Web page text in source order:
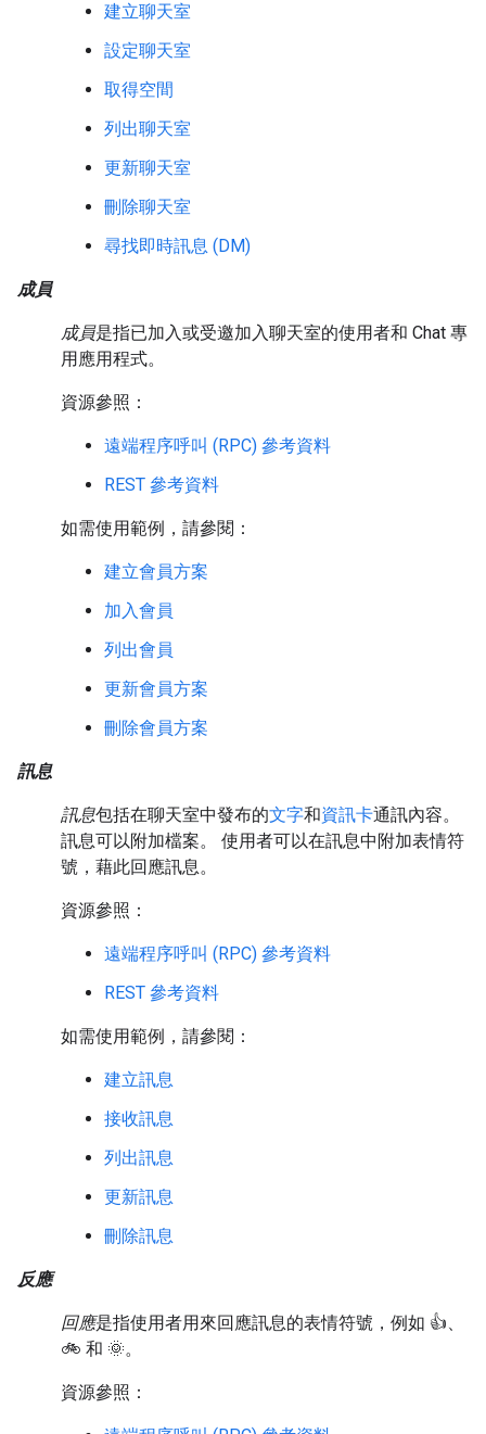
建立聊天室
設定聊天室
取得空間
列出聊天室
更新聊天室
刪除聊天室
尋找即時訊息 (DM)
成員
成員是指已加入或受邀加入聊天室的使用者和 Chat 專
用應用程式。
資源參照：
遠端程序呼叫 (RPC) 參考資料
REST 參考資料
如需使用範例，請參閱：
建立會員方案
加入會員
列出會員
更新會員方案
刪除會員方案
訊息
訊息包括在聊天室中發布的文字和資訊卡通訊內容。
訊息可以附加檔案。 使用者可以在訊息中附加表情符
號，藉此回應訊息。
資源參照：
遠端程序呼叫 (RPC) 參考資料
REST 參考資料
如需使用範例，請參閱：
建立訊息
接收訊息
列出訊息
更新訊息
刪除訊息
反應
回應是指使用者用來回應訊息的表情符號，例如 👍、
🚲 和 🌞。
資源參照：